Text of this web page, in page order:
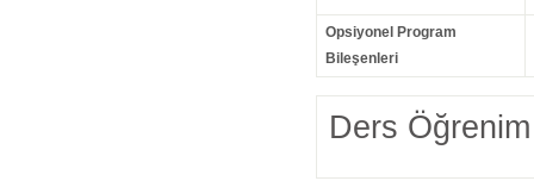
Opsiyonel Program
Bileşenleri
Ders Öğrenim